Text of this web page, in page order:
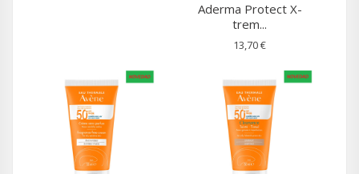
Aderma Protect X-
trem...
13,70 €